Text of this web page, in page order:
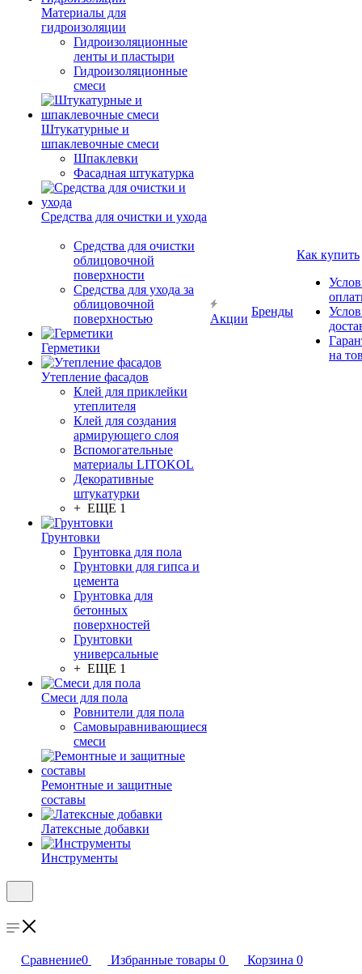
Материалы для
гидроизоляции
Гидроизоляционные
ленты и пластыри
Гидроизоляционные
смеси
Штукатурные и
шпаклевочные смеси
Шпаклевки
Фасадная штукатурка
Средства для очистки и ухода
Средства для очистки
облицовочной
поверхности
Средства для ухода за
облицовочной
поверхностью
Герметики
Утепление фасадов
Клей для приклейки
утеплителя
Клей для создания
армирующего слоя
Вспомогательные
материалы LITOKOL
Декоративные
штукатурки
+ ЕЩЕ 1
Грунтовки
Грунтовка для пола
Грунтовки для гипса и
цемента
Грунтовка для
бетонных
поверхностей
Грунтовки
универсальные
+ ЕЩЕ 1
Смеси для пола
Ровнители для пола
Самовыравнивающиеся
смеси
Ремонтные и защитные
составы
Латексные добавки
Инструменты
Акции
Бренды
Как купить
на
Сравнение0 Избранные товары 0 Корзина 0